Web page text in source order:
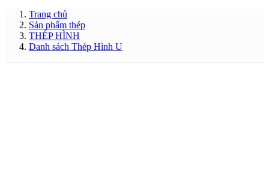
Trang chủ
Sản phẩm thép
THÉP HÌNH
Danh sách Thép Hình U